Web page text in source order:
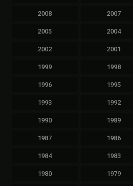
2008 2007
2005 2004
2002 2001
1999 1998
1996 1995
1993 1992
1990 1989
1987 1986
1984 1983
1980 1979